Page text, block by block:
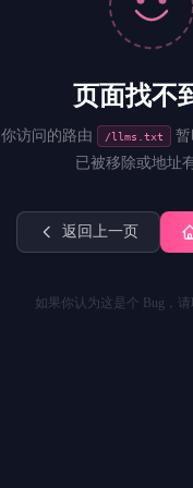
页面找不
你访问的路由 /llms.txt
已被移除或地址
返回上一页
如果你认为这是个 Bug，